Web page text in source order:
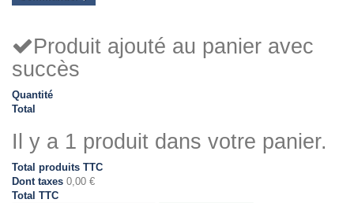
Produit ajouté au panier avec
succès
Quantité
Total
Il y a 1 produit dans votre panier.
Total produits TTC
Dont taxes 0,00 €
Total TTC